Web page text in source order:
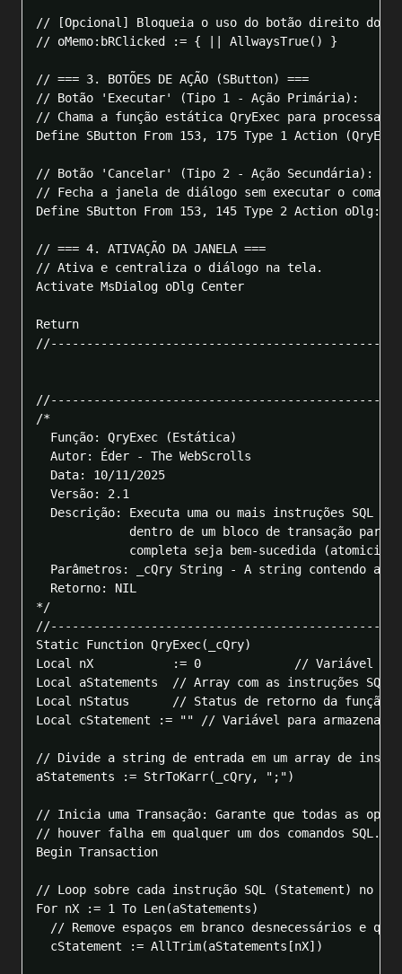
// [Opcional] Bloqueia o uso do botão direito do
// oMemo:bRClicked := { || AllwaysTrue() }
// === 3. BOTÕES DE AÇÃO (SButton) ===
// Botão 'Executar' (Tipo 1 - Ação Primária):
// Chama a função estática QryExec para
Define SButton From 153, 175 Type 1 Action
// Botão 'Cancelar' (Tipo 2 - Ação Secundária):
// Fecha a janela de diálogo sem executar o
Define SButton From 153, 145 Type 2 Action
// === 4. ATIVAÇÃO DA JANELA ===
// Ativa e centraliza o diálogo na tela.
Activate MsDialog oDlg Center
Return
/*
  Função: QryExec (Estática)
  Autor: Éder - The WebScrolls
  Data: 10/11/2025
  Versão: 2.1
Descrição: Executa uma ou mais instruções SQL
dentro de um bloco de transação para
completa seja bem-sucedida
Parâmetros: _cQry String - A string contendo as
  Retorno: NIL
*/
Static Function QryExec(_cQry)
Local nX           := 0             // Variável de
Local aStatements  // Array com as instruções SQL
Local nStatus      // Status de retorno da função
Local cStatement := "" // Variável para armazenar
// Divide a string de entrada em um array de
aStatements := StrToKarr(_cQry, ";")
// Inicia uma Transação: Garante que todas as
// houver falha em qualquer um dos comandos SQL.
Begin Transaction
// Loop sobre cada instrução SQL (Statement) no
For nX := 1 To Len(aStatements)
// Remove espaços em branco desnecessários e
cStatement := AllTrim(aStatements[nX])